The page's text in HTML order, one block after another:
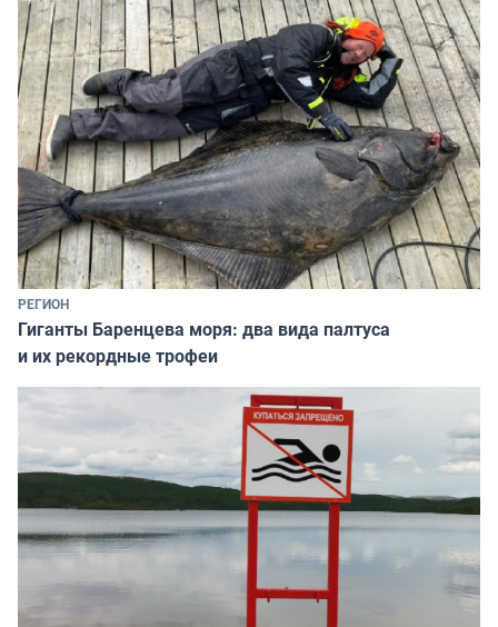
РЕГИОН
Гиганты Баренцева моря: два вида палтуса
и их рекордные трофеи